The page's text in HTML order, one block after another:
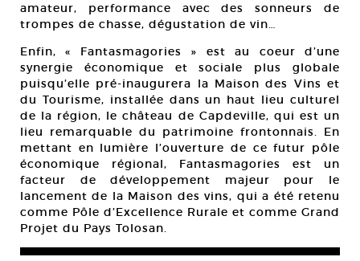
amateur, performance avec des sonneurs de
trompes de chasse, dégustation de vin…
Enfin, « Fantasmagories » est au coeur d’une
synergie économique et sociale plus globale
puisqu’elle pré-inaugurera la Maison des Vins et
du Tourisme, installée dans un haut lieu culturel
de la région, le château de Capdeville, qui est un
lieu remarquable du patrimoine frontonnais. En
mettant en lumière l’ouverture de ce futur pôle
économique régional, Fantasmagories est un
facteur de développement majeur pour le
lancement de la Maison des vins, qui a été retenu
comme Pôle d’Excellence Rurale et comme Grand
Projet du Pays Tolosan.